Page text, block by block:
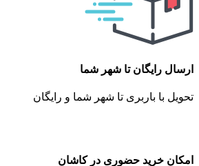
ارسال رایگان تا شهر شما
تحویل با باربری تا شهر شما و رایگان
امکان خرید حضوری در کاشان